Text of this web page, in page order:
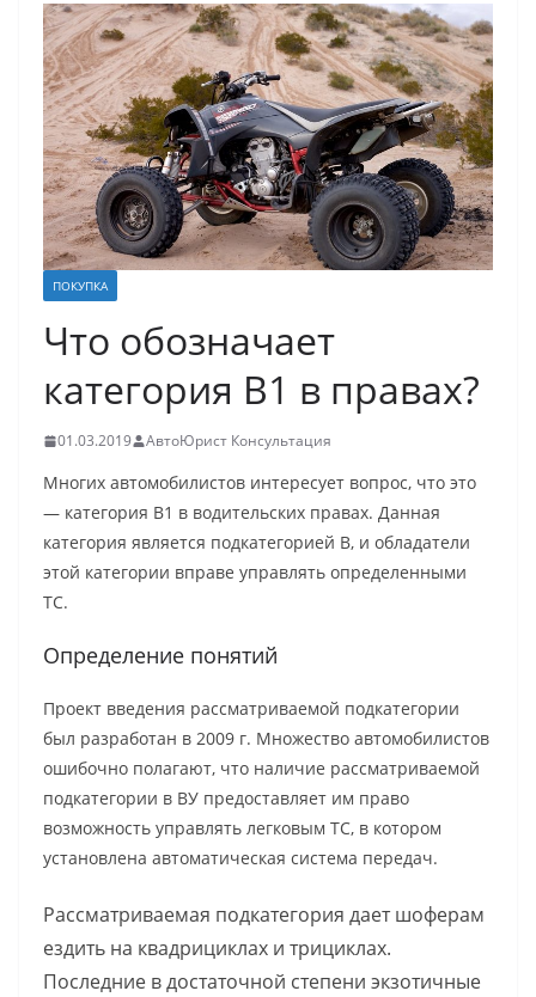
ПОКУПКА
Что обозначает
категория В1 в правах?
01.03.2019 АвтоЮрист Консультация
Многих автомобилистов интересует вопрос, что это
— категория В1 в водительских правах. Данная
категория является подкатегорией В, и обладатели
этой категории вправе управлять определенными
ТС.
Определение понятий
Проект введения рассматриваемой подкатегории
был разработан в 2009 г. Множество автомобилистов
ошибочно полагают, что наличие рассматриваемой
подкатегории в ВУ предоставляет им право
возможность управлять легковым ТС, в котором
установлена автоматическая система передач.
Рассматриваемая подкатегория дает шоферам
ездить на квадрициклах и трициклах.
Последние в достаточной степени экзотичные